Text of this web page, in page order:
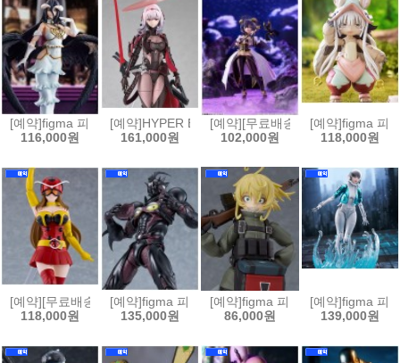
[예약]figma 피그마 오버로드 - 알베도[4580828665569]
116,000원
[예약]HYPER BODY 하이퍼 바디 승리의 여신 니케
161,000원
[예약][무료배송]figma 피그마 마
102,000원
[예약]figma 피
118,000원
[예약][무료배송]figma 피그마 토지마 탄자부로는 가면라이더가 되고
118,000원
[예약]figma 피그마 강식장갑 가이버 - 가이버 3 얼
135,000원
[예약]figma 피그마 극장판 유녀
86,000원
[예약]figma 피
139,000원